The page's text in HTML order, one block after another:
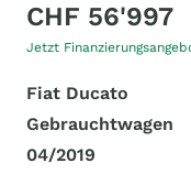
CHF 56'997
Jetzt
Fiat Ducato
Gebrauchtwagen
04/2019